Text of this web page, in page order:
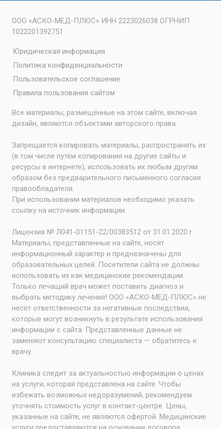
ООО «АСКО-МЕД-ПЛЮС» ИНН 2223026038 ОГРНИП
1022201392751
Юридическая информация
Политика конфиденциальности
Пользовательское соглашение
Правила пользования сайтом
Все материалы, размещённые на этом сайте, включая
дизайн, являются объектами авторского права.
Запрещается копировать материалы, распространять их
(в том числе путём копирования на другие сайты и
ресурсы в интернете), использовать их любым другим
образом без предварительного письменного согласия
правообладателя.
При использовании материалов необходимо указать
ссылку на источник информации.
Лицензия № Л041-01151-22/00383512 от 31.01.2020 г.
Материалы, представленные на сайте, носят
информационный характер и предназначены для
образовательных целей. Посетители сайта не должны
использовать их как медицинские рекомендации.
Только лечащий врач может поставить диагноз и
выбрать методику лечения! ООО «АСКО-МЕД-ПЛЮС» не
несёт ответственности за негативные последствия,
которые могут возникнуть в результате использования
информации с сайта. Представленные данные не
заменяют консультацию специалиста — обратитесь к
врачу.
Клиника следит за актуальностью информации о ценах
на услуги, которая представлена на сайте. Чтобы
избежать возможных недоразумений, рекомендуем
уточнять стоимость услуг в контакт-центре. Цены,
указанные на сайте, не являются офертой. Медицинские